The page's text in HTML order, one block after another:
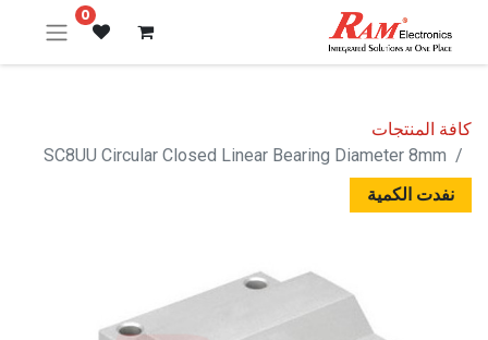
0
كافة المنتجات
SC8UU Circular Closed Linear Bearing Diameter 8mm
نفدت الكمية